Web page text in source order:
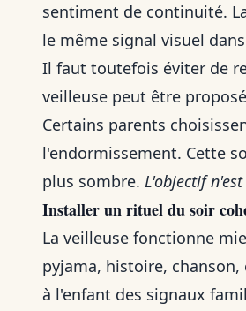
sentiment de continuité.
le même signal visuel
Il faut toutefois éviter de
veilleuse peut être
Certains parents
l'endormissement. Cette
plus sombre. L'objectif
Installer un rituel du soir
La veilleuse fonctionne
pyjama, histoire,
à l'enfant des signaux